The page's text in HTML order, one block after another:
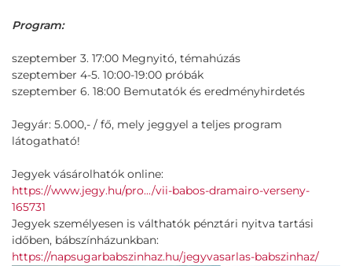
Program:
szeptember 3. 17:00 Megnyitó, témahúzás
szeptember 4-5. 10:00-19:00 próbák
szeptember 6. 18:00 Bemutatók és eredményhirdetés
Jegyár: 5.000,- / fő, mely jeggyel a teljes program
látogatható!
Jegyek vásárolhatók online:
https://www.jegy.hu/pro.../vii-babos-dramairo-verseny-
165731
Jegyek személyesen is válthatók pénztári nyitva tartási
időben, bábszínházunkban:
https://napsugarbabszinhaz.hu/jegyvasarlas-babszinhaz/